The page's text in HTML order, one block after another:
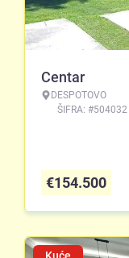
Centar
DESPOTOVO
ŠIFRA: #504032
€154.500